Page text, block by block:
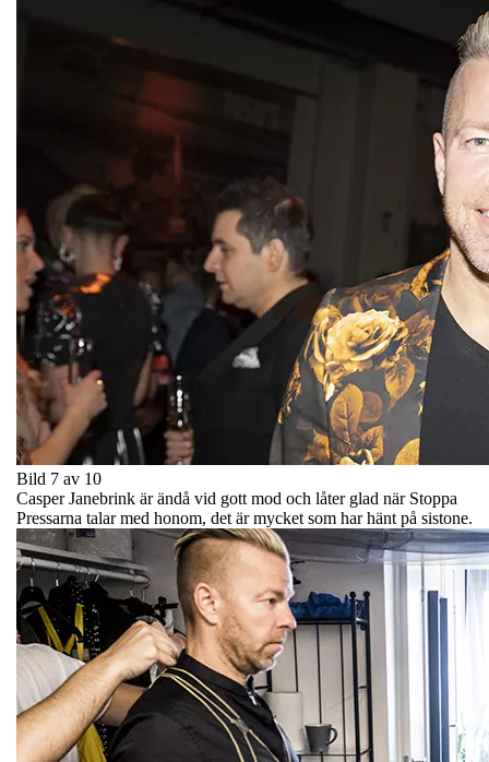
Bild 7 av 10
Casper Janebrink är ändå vid gott mod och låter glad när Stoppa
Pressarna talar med honom, det är mycket som har hänt på sistone.